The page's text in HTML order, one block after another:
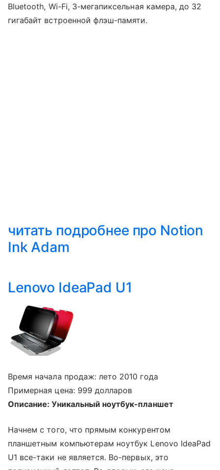
Bluetooth, Wi-Fi, 3-мегапиксельная камера, до 32
гигабайт встроенной флэш-памяти.
читать подробнее про Notion
Ink Adam
Lenovo IdeaPad U1
Время начала продаж: лето 2010 года
Примерная цена: 999 долларов
Описание: Уникальный ноутбук-планшет
Начнем с того, что прямым конкурентом
планшетным компьютерам ноутбук Lenovo IdeaPad
U1 все-таки не является. Во-первых, это